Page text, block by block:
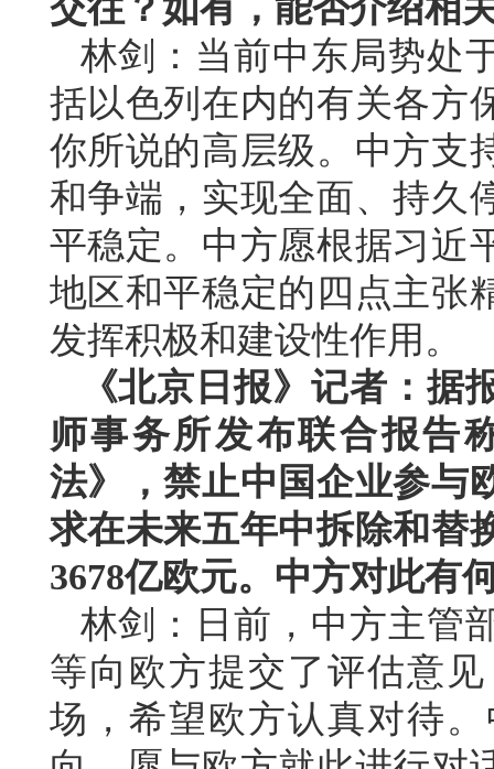
交往？如有，能否介绍相
林剑：当前中东局势处
括以色列在内的有关各方
你所说的高层级。中方支
和争端，实现全面、持久
平稳定。中方愿根据习近
地区和平稳定的四点主张
发挥积极和建设性作用。
《北京日报》记者：据
师事务所发布联合报告
法》，禁止中国企业参与
求在未来五年中拆除和替
3678亿欧元。中方对此有
林剑：日前，中方主管
等向欧方提交了评估意
场，希望欧方认真对待